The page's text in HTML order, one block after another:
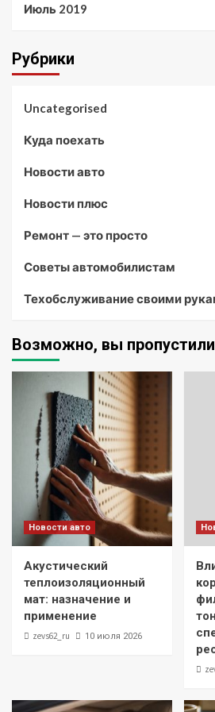
Июль 2019
Рубрики
Uncategorised
Куда поехать
Новости авто
Новости плюс
Ремонт — это просто
Советы автомобилистам
Техобслуживание своими
Возможно, вы пропустили
Новости авто
Акустический
теплоизоляционный
мат: назначение и
применение
zevs62_ru 10 июля 2026